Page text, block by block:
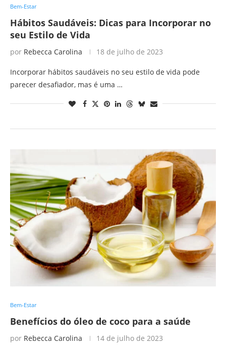
Bem-Estar
Hábitos Saudáveis: Dicas para Incorporar no
seu Estilo de Vida
por Rebecca Carolina 18 de julho de 2023
Incorporar hábitos saudáveis no seu estilo de vida pode
parecer desafiador, mas é uma …
Bem-Estar
Benefícios do óleo de coco para a saúde
por Rebecca Carolina 14 de julho de 2023